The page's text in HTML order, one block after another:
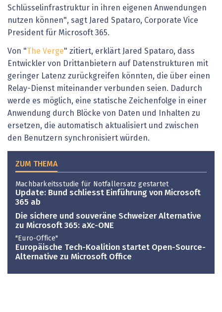
Schlüsselinfrastruktur in ihren eigenen Anwendungen
nutzen können", sagt Jared Spataro, Corporate Vice
President für Microsoft 365.
Von "The Verge" zitiert, erklärt Jared Spataro, dass
Entwickler von Drittanbietern auf Datenstrukturen mit
geringer Latenz zurückgreifen könnten, die über einen
Relay-Dienst miteinander verbunden seien. Dadurch
werde es möglich, eine statische Zeichenfolge in einer
Anwendung durch Blöcke von Daten und Inhalten zu
ersetzen, die automatisch aktualisiert und zwischen
den Benutzern synchronisiert würden.
ZUM THEMA
Machbarkeitsstudie für Notfallersatz gestartet
Update: Bund schliesst Einführung von Microsoft
365 ab
Die sichere und souveräne Schweizer ­Alternative
zu Microsoft 365: aXc-ONE
"Euro-Office"
Europäische Tech-Koalition startet Open-Source-
Alternative zu Microsoft Office